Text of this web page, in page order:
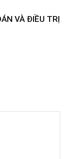
VÀ ĐIỀU TRỊ